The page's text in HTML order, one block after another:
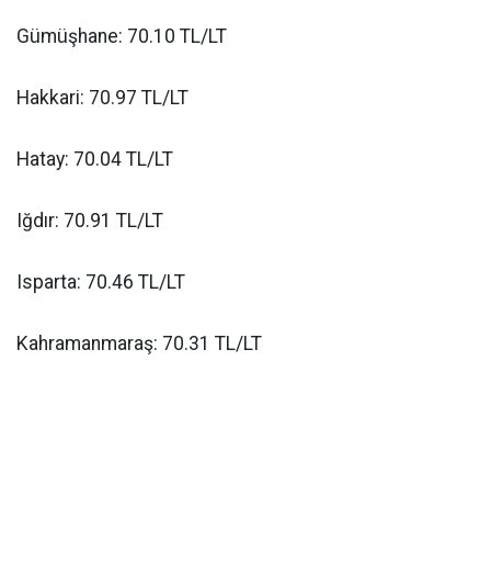
Gümüşhane: 70.10 TL/LT
Hakkari: 70.97 TL/LT
Hatay: 70.04 TL/LT
Iğdır: 70.91 TL/LT
Isparta: 70.46 TL/LT
Kahramanmaraş: 70.31 TL/LT